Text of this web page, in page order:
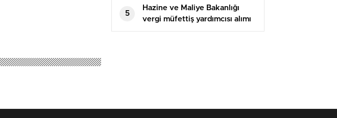
5
Hazine ve Maliye Bakanlığı
vergi müfettiş yardımcısı alımı
müracaatları ne vakit